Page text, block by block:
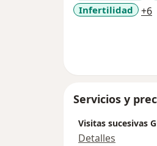
Infertilidad
+6
Servicios y
Visitas sucesivas
Detalles